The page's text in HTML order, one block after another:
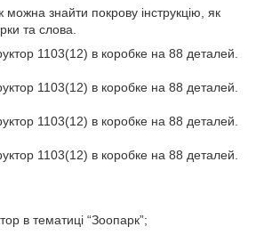
можна знайти покрову інструкцію, як
та слова.
в тематиці “Зоопарк”;